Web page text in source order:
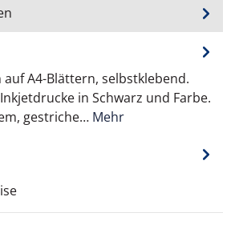
A4-Blättern, selbstklebend.
in Schwarz und Farbe.
gestriche… Mehr